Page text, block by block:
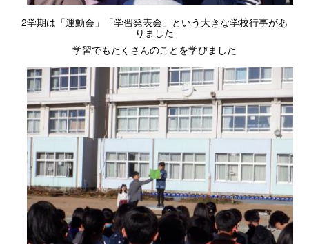
2学期は「運動会」「学習発表会」という大きな学校行事があ
りました
学習でもたくさんのことを学びました